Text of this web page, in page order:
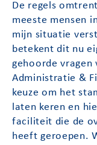
De regels
meeste mensen
mijn situatie
betekent dit nu
gehoorde vragen
Administratie &
keuze om het
laten keren en
faciliteit die de
heeft geroepen.